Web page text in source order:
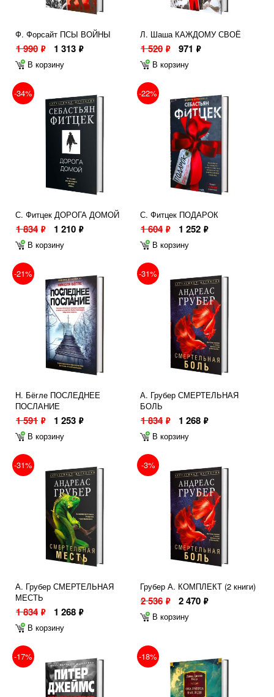
Ф. Форсайт ПСЫ ВОЙНЫ
1 990 ф 1 313 ф
В корзину
Л. Шаша КАЖДОМУ СВОЁ
1 520 ф 971 ф
В корзину
-34%
С. Фитцек ДОРОГА ДОМОЙ
1 834 ф 1 210 ф
В корзину
-22%
С. Фитцек ПОДАРОК
1 604 ф 1 252 ф
В корзину
-21%
Н. Бёгле ПОСЛЕДНЕЕ
ПОСЛАНИЕ
1 591 ф 1 253 ф
В корзину
-31%
А. Грубер СМЕРТЕЛЬНАЯ
БОЛЬ
1 834 ф 1 268 ф
В корзину
-31%
А. Грубер СМЕРТЕЛЬНАЯ
МЕСТЬ
1 834 ф 1 268 ф
В корзину
-3%
Грубер А. КОМПЛЕКТ (2 книги)
2 536 ф 2 470 ф
В корзину
-17% -18%